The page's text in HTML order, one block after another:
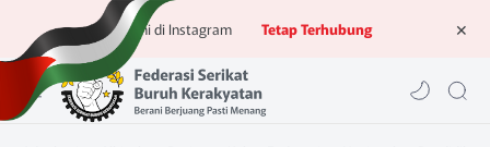
Ikuti kami di Instagram Tetap Terhubung